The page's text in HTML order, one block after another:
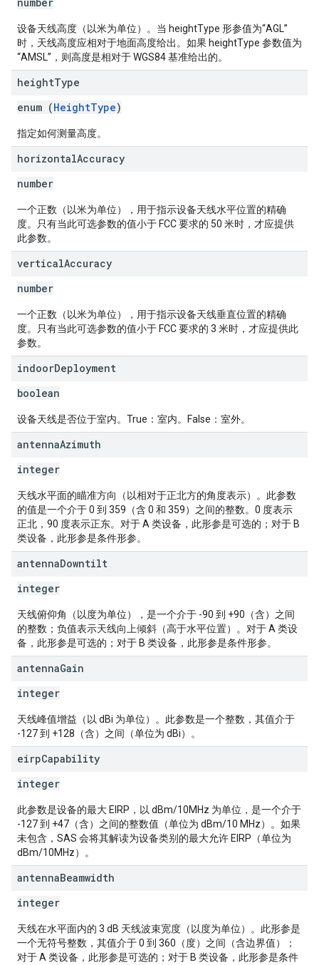
设备天线高度（以米为单位）。当 heightType 形参值为“AGL”
时，天线高度应相对于地面高度给出。如果 heightType 参数值为
“AMSL”，则高度是相对于 WGS84 基准给出的。
heightType
enum (HeightType)
指定如何测量高度。
horizontalAccuracy
number
一个正数（以米为单位），用于指示设备天线水平位置的精确
度。只有当此可选参数的值小于 FCC 要求的 50 米时，才应提供
此参数。
verticalAccuracy
number
一个正数（以米为单位），用于指示设备天线垂直位置的精确
度。只有当此可选参数的值小于 FCC 要求的 3 米时，才应提供此
参数。
indoorDeployment
boolean
设备天线是否位于室内。True：室内。False：室外。
antennaAzimuth
integer
天线水平面的瞄准方向（以相对于正北方的角度表示）。此参数
的值是一个介于 0 到 359（含 0 和 359）之间的整数。0 度表示
正北，90 度表示正东。对于 A 类设备，此形参是可选的；对于 B
类设备，此形参是条件形参。
antennaDowntilt
integer
天线俯仰角（以度为单位），是一个介于 -90 到 +90（含）之间
的整数；负值表示天线向上倾斜（高于水平位置）。对于 A 类设
备，此形参是可选的；对于 B 类设备，此形参是条件形参。
antennaGain
integer
天线峰值增益（以 dBi 为单位）。此参数是一个整数，其值介于
-127 到 +128（含）之间（单位为 dBi）。
eirpCapability
integer
此参数是设备的最大 EIRP，以 dBm/10MHz 为单位，是一个介于
-127 到 +47（含）之间的整数值（单位为 dBm/10 MHz）。如果
未包含，SAS 会将其解读为设备类别的最大允许 EIRP（单位为
dBm/10MHz）。
antennaBeamwidth
integer
天线在水平面内的 3 dB 天线波束宽度（以度为单位）。此形参是
一个无符号整数，其值介于 0 到 360（度）之间（含边界值）；
对于 A 类设备，此形参是可选的；对于 B 类设备，此形参是条件